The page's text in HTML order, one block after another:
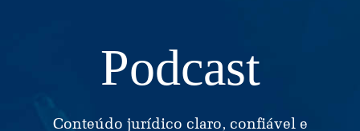
Podcast
Conteúdo jurídico claro, confiável e